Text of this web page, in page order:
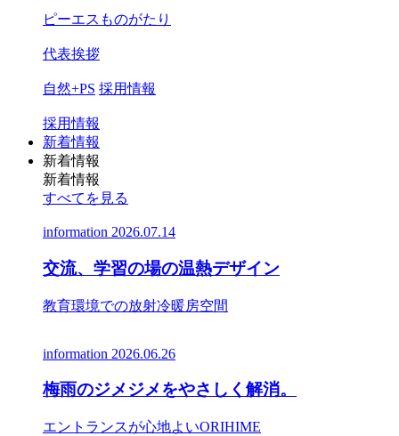
ピーエスものがたり
代表挨拶
自然+PS 採用情報
採用情報
新着情報
新着情報
新着情報
すべてを見る
information 2026.07.14
交流、学習の場の温熱デザイン
教育環境での放射冷暖房空間
information 2026.06.26
梅雨のジメジメをやさしく解消。
エントランスが心地よいORIHIME